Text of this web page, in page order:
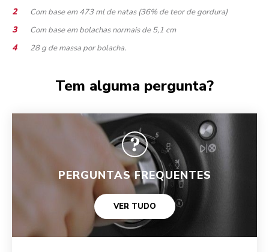
Com base em 473 ml de natas (36% de teor de gordura)
Com base em bolachas normais de 5,1 cm
28 g de massa por bolacha.
Tem alguma pergunta?
PERGUNTAS FREQUENTES
VER TUDO